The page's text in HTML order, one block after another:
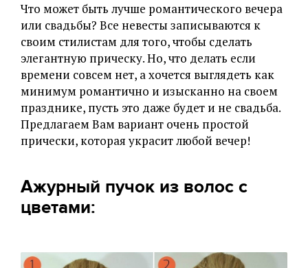
Что может быть лучше романтического вечера
или свадьбы? Все невесты записываются к
своим стилистам для того, чтобы сделать
элегантную прическу. Но, что делать если
времени совсем нет, а хочется выглядеть как
минимум романтично и изысканно на своем
празднике, пусть это даже будет и не свадьба.
Предлагаем Вам вариант очень простой
прически, которая украсит любой вечер!
Ажурный пучок из волос с
цветами: